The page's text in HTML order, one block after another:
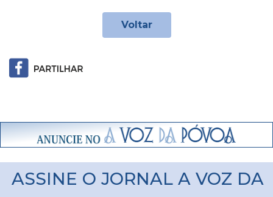
Voltar
ASSINE O JORNAL A VOZ DA